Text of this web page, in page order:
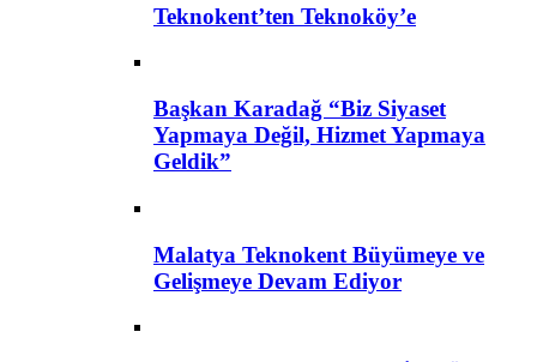
Teknokent’ten Teknoköy’e
Başkan Karadağ “Biz Siyaset
Yapmaya Değil, Hizmet Yapmaya
Geldik”
Malatya Teknokent Büyümeye ve
Gelişmeye Devam Ediyor